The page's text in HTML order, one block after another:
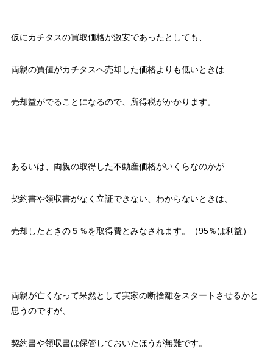
仮にカチタスの買取価格が激安であったとしても、
両親の買値がカチタスへ売却した価格よりも低いときは
売却益がでることになるので、所得税がかかります。
あるいは、両親の取得した不動産価格がいくらなのかが
契約書や領収書がなく立証できない、わからないときは、
売却したときの５％を取得費とみなされます。（95％は利益）
両親が亡くなって呆然として実家の断捨離をスタートさせるかと
思うのですが、
契約書や領収書は保管しておいたほうが無難です。